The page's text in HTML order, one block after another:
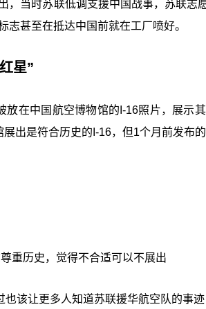
，当时苏联低调支援中国战事，苏联志
志甚至在抵达中国前就在工厂喷好。
星”
放在中国航空博物馆的I-16照片，展示
出是符合历史的I-16，但1个月前发布
重历史，觉得不合适可以不展出
也该让更多人知道苏联援华航空队的事迹